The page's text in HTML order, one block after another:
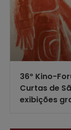
36º Kino-
Curtas de
exibições